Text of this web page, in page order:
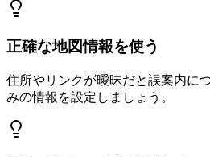
正確な地図情報を使う
住所やリンクが曖昧だと誤案内に
みの情報を設定しましょう。